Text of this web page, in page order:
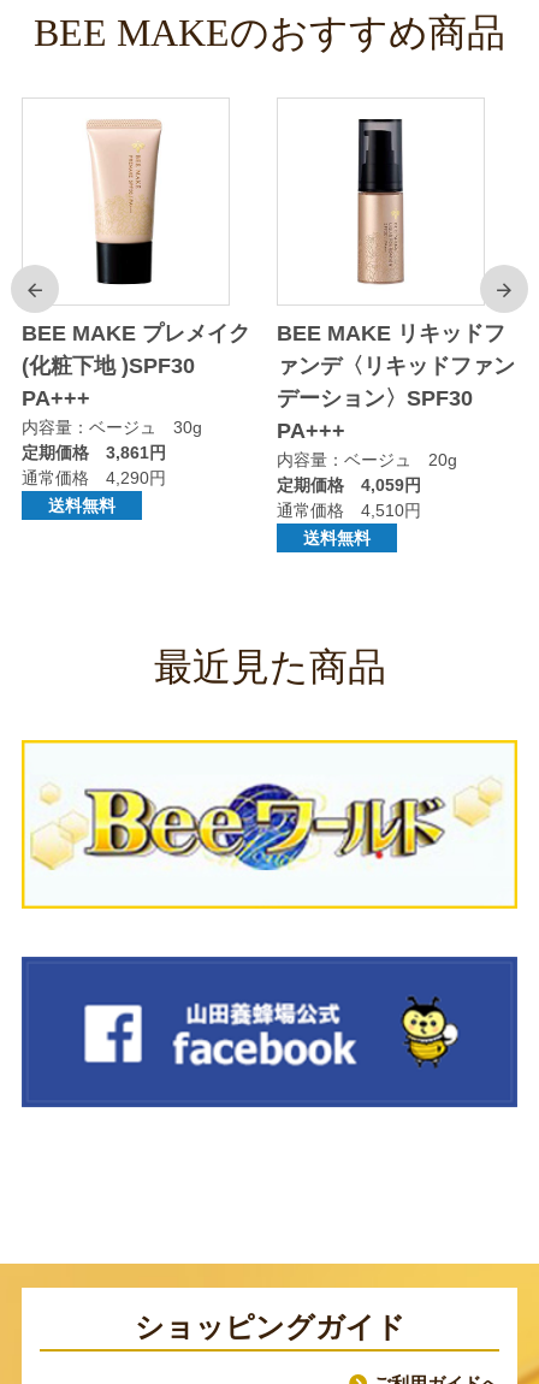
BEE MAKEのおすすめ商品
前
BEE MAKE プレメイク
(化粧下地 )SPF30
PA+++
内容量：ベージュ 30g
定期価格 3,861円
通常価格 4,290円
送料無料
BEE MAKE リキッドフ
ァンデ〈リキッドファン
デーション〉SPF30
PA+++
内容量：ベージュ 20g
定期価格 4,059円
通常価格 4,510円
送料無料
次
最近見た商品
ショッピングガイド